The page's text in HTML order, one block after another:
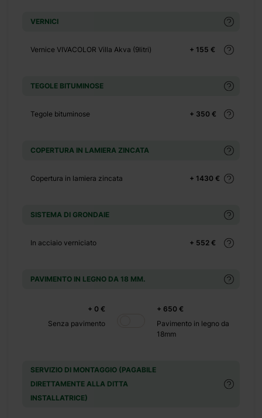
VERNICI
+ 155 €
Vernice VIVACOLOR Villa Akva (9litri)
TEGOLE BITUMINOSE
+ 350 €
Tegole bituminose
COPERTURA IN LAMIERA ZINCATA
+ 1430 €
Copertura in lamiera zincata
SISTEMA DI GRONDAIE
+ 552 €
In acciaio verniciato
PAVIMENTO IN LEGNO DA 18 MM.
+ 0 €
Senza pavimento
+ 650 €
Pavimento in legno da
18mm
SERVIZIO DI MONTAGGIO (PAGABILE
DIRETTAMENTE ALLA DITTA
INSTALLATRICE)